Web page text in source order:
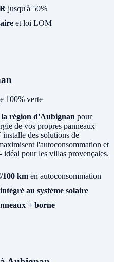
jusqu'à 50%
et loi LOM
100% verte
région d'Aubignan pour
de vos propres panneaux
des solutions de
l'autoconsommation et
idéal pour les villas provençales.
100 km en autoconsommation
intégré au système solaire
+ borne